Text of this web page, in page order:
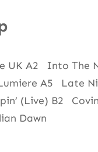
UK A2 Into The
A5 Late
(Live) B2
Dawn